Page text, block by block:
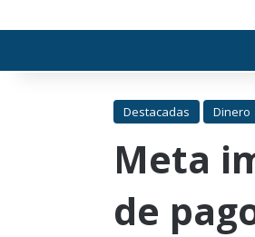
Destacadas Dinero
Meta
de